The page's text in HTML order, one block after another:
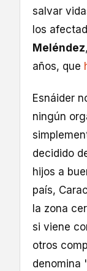
salvar
los
Meléndez
años, que
Esnáider
ningún
decidido
hijos a
país,
la zona
si viene
otros
denomina